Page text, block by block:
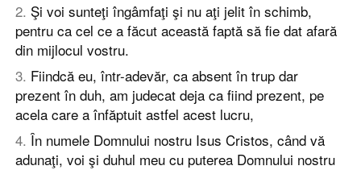
2. Şi voi sunteţi îngâmfaţi şi nu aţi jelit în schimb,
pentru ca cel ce a făcut această faptă să fie dat afară
din mijlocul vostru.
3. Fiindcă eu, într-adevăr, ca absent în trup dar
prezent în duh, am judecat deja ca fiind prezent, pe
acela care a înfăptuit astfel acest lucru,
4. În numele Domnului nostru Isus Cristos, când vă
adunaţi, voi şi duhul meu cu puterea Domnului nostru